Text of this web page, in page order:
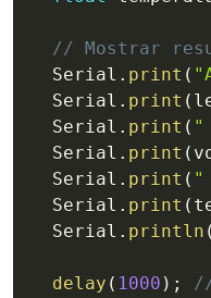
// Mostrar
  Serial
. print (
  Serial
. print (
  Serial
. print ( "
  Serial
. print (
  Serial
. print ( "
  Serial
. print (
  Serial
. println (
delay ( 1000 ) ;
//